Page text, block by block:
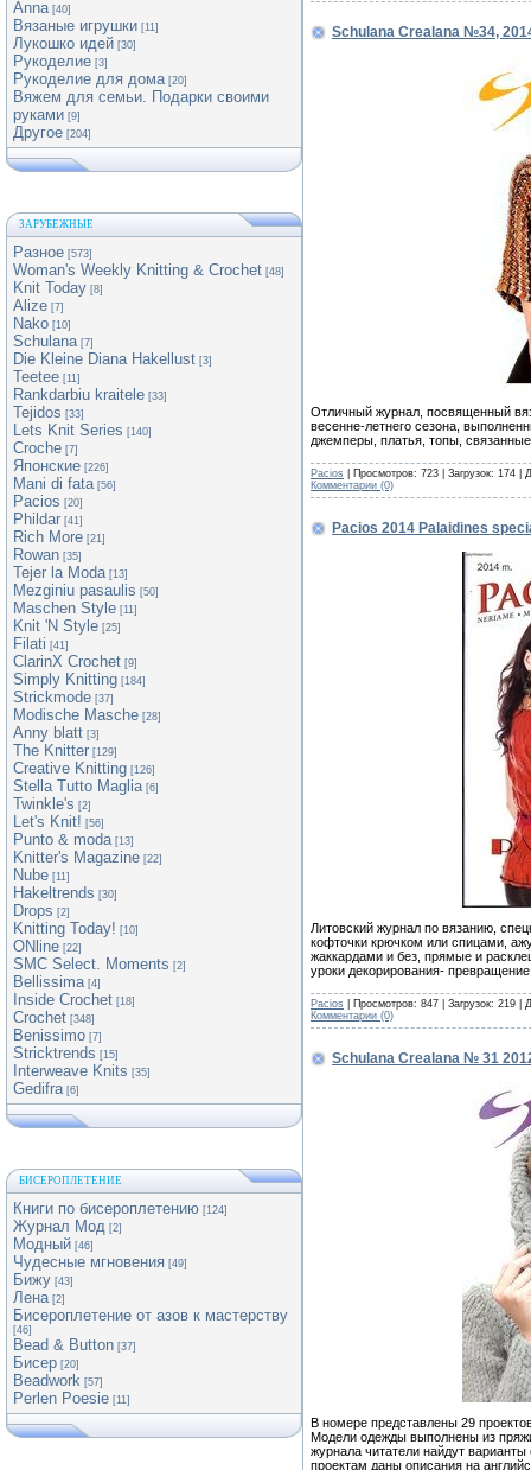
Anna [40]
Вязаные игрушки [11]
Лукошко идей [30]
Рукоделие [3]
Рукоделие для дома [20]
Вяжем для семьи. Подарки своими
руками [9]
Другое [204]
ЗАРУБЕЖНЫЕ
Разное [573]
Woman's Weekly Knitting & Crochet [48]
Knit Today [8]
Alize [7]
Nako [10]
Schulana [7]
Die Kleine Diana Hakellust [3]
Teetee [11]
Rankdarbiu kraitele [33]
Tejidos [33]
Lets Knit Series [140]
Croche [7]
Японские [226]
Mani di fata [56]
Pacios [20]
Phildar [41]
Rich More [21]
Rowan [35]
Tejer la Moda [13]
Mezginiu pasaulis [50]
Maschen Style [11]
Knit 'N Style [25]
Filati [41]
ClarinX Crochet [9]
Simply Knitting [184]
Strickmode [37]
Modische Masche [28]
Anny blatt [3]
The Knitter [129]
Creative Knitting [126]
Stella Tutto Maglia [6]
Twinkle's [2]
Let's Knit! [56]
Punto & moda [13]
Knitter's Magazine [22]
Nube [11]
Hakeltrends [30]
Drops [2]
Knitting Today! [10]
ONline [22]
SMC Select. Moments [2]
Bellissima [4]
Inside Crochet [18]
Crochet [348]
Benissimo [7]
Stricktrends [15]
Interweave Knits [35]
Gedifra [6]
БИСЕРОПЛЕТЕНИЕ
Книги по бисероплетению [124]
Журнал Мод [2]
Модный [46]
Чудесные мгновения [49]
Бижу [43]
Лена [2]
Бисероплетение от азов к мастерству
[46]
Bead & Button [37]
Бисер [20]
Beadwork [57]
Perlen Poesie [11]
Schulana Crealana №34,
Отличный журнал, посвященный
весенне-летнего сезона,
джемперы, платья, топы,
Pacios | Просмотров: 723 | Загрузок: 174 |
Комментарии (0)
Pacios 2014 Palaidines
Литовский журнал по вязанию,
кофточки крючком или спицами,
жаккардами и без, прямые и
уроки декорирования-
Pacios | Просмотров: 847 | Загрузок: 219 |
Комментарии (0)
Schulana Crealana № 31
В номере представлены 29
Модели одежды выполнены из
журнала читатели найдут
проектам даны описания на